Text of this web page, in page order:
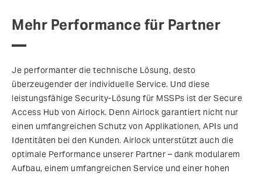
Mehr Performance für Partner
Je performanter die technische Lösung, desto
überzeugender der individuelle Service. Und diese
leistungsfähige Security-Lösung für MSSPs ist der Secure
Access Hub von Airlock. Denn Airlock garantiert nicht nur
einen umfangreichen Schutz von Applikationen, APIs und
Identitäten bei den Kunden. Airlock unterstützt auch die
optimale Performance unserer Partner – dank modularem
Aufbau, einem umfangreichen Service und einer hohen